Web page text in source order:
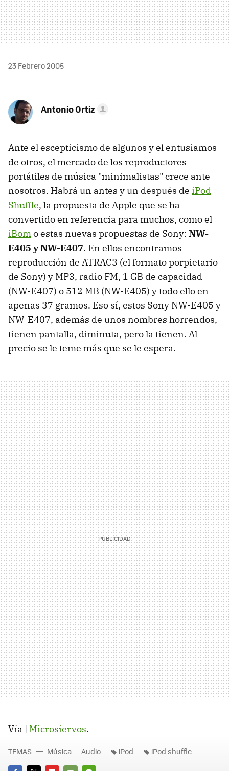
23 Febrero 2005
Antonio Ortiz
Ante el escepticismo de algunos y el entusiamos
de otros, el mercado de los reproductores
portátiles de música "minimalistas" crece ante
nosotros. Habrá un antes y un después de iPod
Shuffle, la propuesta de Apple que se ha
convertido en referencia para muchos, como el
iBomo estas nuevas propuestas de Sony: NW-
E405 y NW-E407. En ellos encontramos
reproducción de ATRAC3 (el formato porpietario
de Sony) y MP3, radio FM, 1 GB de capacidad
(NW-E407) o 512 MB (NW-E405) y todo ello en
apenas 37 gramos. Eso sí, estos Sony NW-E405 y
NW-E407, además de unos nombres horrendos,
tienen pantalla, diminuta, pero la tienen. Al
precio se le teme más que se le espera.
Vía | Microsiervos.
TEMAS Música Audio iPod iPod shuffle